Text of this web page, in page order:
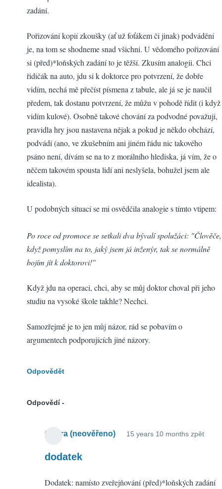
zadání.
Pořizování kopií zkoušky (ať už foťákem či jinak) podvádění
je, na tom se shodneme snad všichni. U vědomého pořizování
si (před)*loňských zadání to je těžší. Zkusím analogii. Chci
řidičák na auto, jdu si k doktorce pro potvrzení, že dobře
vidím, nechá mě přečíst písmena z tabule, ale já se je naučil
předem, tak dostanu potvrzení, že můžu v pohodě řídit (i když
vidím kulové). Osobně takové chování za podvodné považuji,
pravidla hry jsou nastavena nějak a pokud je někdo obchází,
podvádí (ano, ve zkušebním ani jiném řádu nic takového
psáno není, dívám se na to z morálního hlediska, já vím, že o
něčem takovém spousta lidí ani neslyšela, bohužel jsem ale
idealista).
U podobných situací se mi osvědčila analogie s tímto vtipem:
Po roce od promoce se setkali dva bývalí spolužáci: "Člověče,
když pomyslím na to, jaký jsem já inženýr, tak se normálně
bojím jít k doktorovi!"
Když jdu na operaci, chci, aby se můj doktor choval při jeho
studiu na vysoké škole takhle? Nechci.
Samozřejmě je to jen můj názor, rád se pobavím o
argumentech podporujících jiné názory.
Odpovědět
Odpovědí
Ondra (neověřeno) 15 years 10 months zpět
dodatek
Dodatek: namísto zveřejňování (před)*loňských zadání